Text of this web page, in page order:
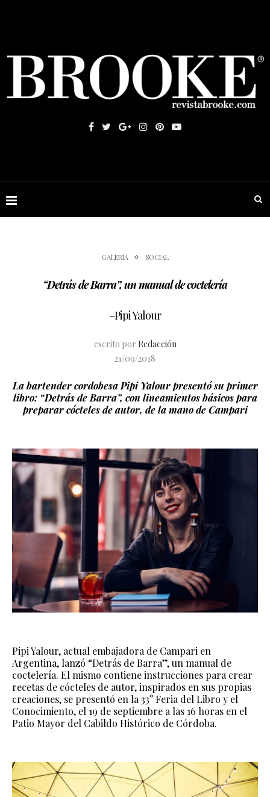
GALERÍA SOCIAL
“Detrás de Barra”, un manual de coctelería
-Pipi Yalour
escrito por Redacción
21/09/2018
La bartender cordobesa Pipi Yalour presentó su primer
libro: “Detrás de Barra”, con lineamientos básicos para
preparar cócteles de autor, de la mano de Campari
Pipi Yalour, actual embajadora de Campari en
Argentina, lanzó “Detrás de Barra”, un manual de
coctelería. El mismo contiene instrucciones para crear
recetas de cócteles de autor, inspirados en sus propias
creaciones, se presentó en la 33° Feria del Libro y el
Conocimiento, el 19 de septiembre a las 16 horas en el
Patio Mayor del Cabildo Histórico de Córdoba.